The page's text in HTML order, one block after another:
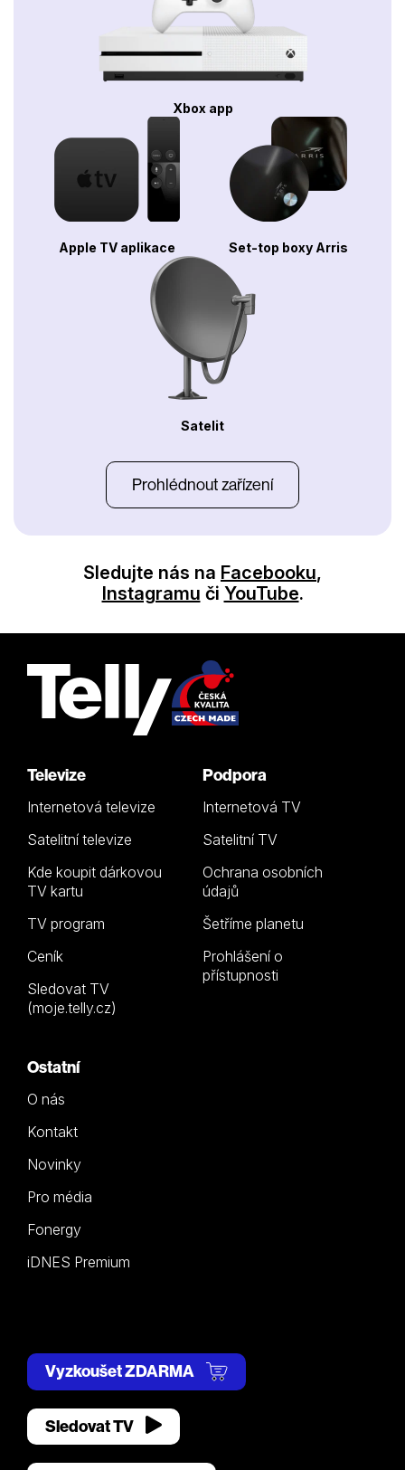
Xbox app
Apple TV aplikace Set-top boxy Arris
Satelit
Prohlédnout zařízení
Sledujte nás na Facebooku,
Instagramu či YouTube.
Televize
Internetová televize
Satelitní televize
Kde koupit dárkovou
TV kartu
TV program
Ceník
Sledovat TV
(moje.telly.cz)
Podpora
Internetová TV
Satelitní TV
Ochrana osobních
údajů
Šetříme planetu
Prohlášení o
přístupnosti
Ostatní
O nás
Kontakt
Novinky
Pro média
Fonergy
iDNES Premium
Vyzkoušet ZDARMA
Sledovat TV